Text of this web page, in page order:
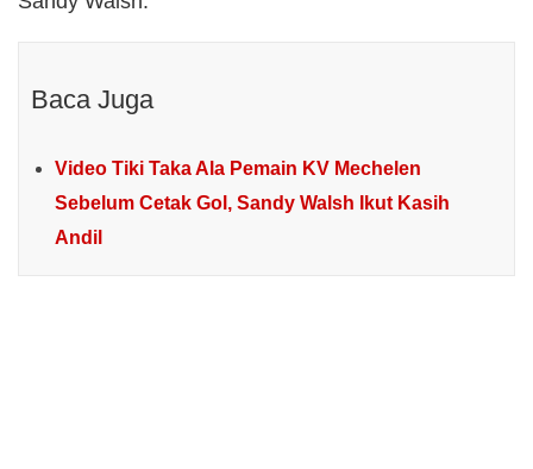
Baca Juga
Video Tiki Taka Ala Pemain KV Mechelen
Sebelum Cetak Gol, Sandy Walsh Ikut Kasih
Andil